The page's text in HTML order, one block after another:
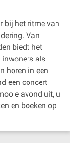
bij het ritme van
Van
biedt het
inwoners als
horen in een
een concert
avond uit, u
en boeken op